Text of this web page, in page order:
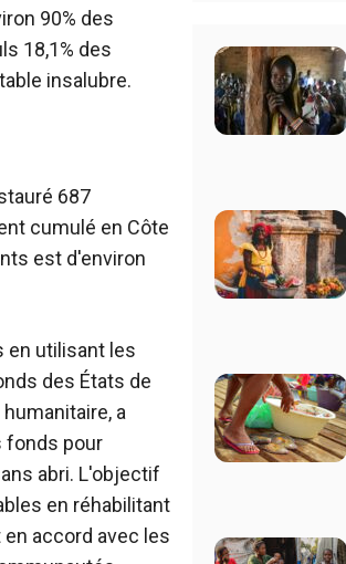
90% des
18,1% des
insalubre.
687
cumulé en Côte
est d'environ
en utilisant les
des États de
a
fonds pour
abri. L'objectif
en réhabilitant
accord avec les